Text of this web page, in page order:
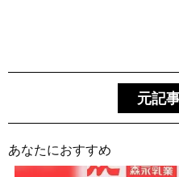
元記
あなたにおすすめ